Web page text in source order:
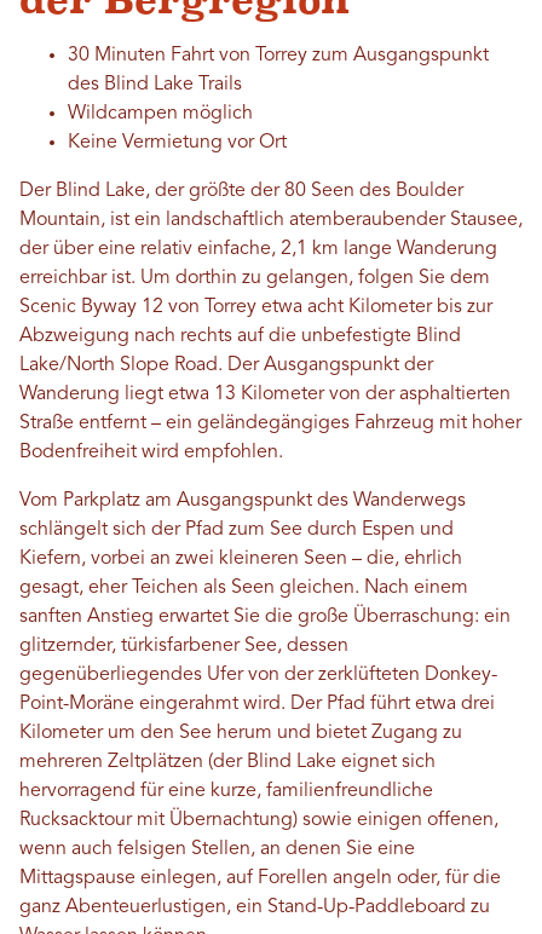
30 Minuten Fahrt von Torrey zum Ausgangspunkt
des Blind Lake Trails
Wildcampen möglich
Keine Vermietung vor Ort
Der Blind Lake, der größte der 80 Seen des Boulder
Mountain, ist ein landschaftlich atemberaubender Stausee,
der über eine relativ einfache, 2,1 km lange Wanderung
erreichbar ist. Um dorthin zu gelangen, folgen Sie dem
Scenic Byway 12 von Torrey etwa acht Kilometer bis zur
Abzweigung nach rechts auf die unbefestigte Blind
Lake/North Slope Road. Der Ausgangspunkt der
Wanderung liegt etwa 13 Kilometer von der asphaltierten
Straße entfernt – ein geländegängiges Fahrzeug mit hoher
Bodenfreiheit wird empfohlen.
Vom Parkplatz am Ausgangspunkt des Wanderwegs
schlängelt sich der Pfad zum See durch Espen und
Kiefern, vorbei an zwei kleineren Seen – die, ehrlich
gesagt, eher Teichen als Seen gleichen. Nach einem
sanften Anstieg erwartet Sie die große Überraschung: ein
glitzernder, türkisfarbener See, dessen
gegenüberliegendes Ufer von der zerklüfteten Donkey-
Point-Moräne eingerahmt wird. Der Pfad führt etwa drei
Kilometer um den See herum und bietet Zugang zu
mehreren Zeltplätzen (der Blind Lake eignet sich
hervorragend für eine kurze, familienfreundliche
Rucksacktour mit Übernachtung) sowie einigen offenen,
wenn auch felsigen Stellen, an denen Sie eine
Mittagspause einlegen, auf Forellen angeln oder, für die
ganz Abenteuerlustigen, ein Stand-Up-Paddleboard zu